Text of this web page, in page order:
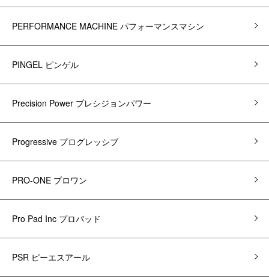
PERFORMANCE MACHINE パフォーマンスマシン
PINGEL ピンゲル
Precision Power プレシジョンパワー
Progressive プログレッシブ
PRO-ONE プロワン
Pro Pad Inc プロパッド
PSR ピーエスアール